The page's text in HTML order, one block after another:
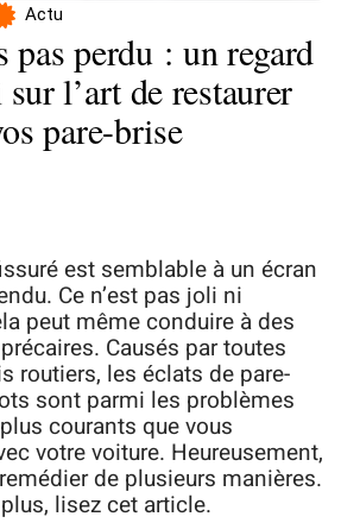
Actu
pas perdu : un regard
l’art de restaurer
pare-brise
est semblable à un écran
Ce n’est pas joli ni
peut même conduire à des
Causés par toutes
routiers, les éclats de pare-
sont parmi les problèmes
courants que vous
votre voiture. Heureusement,
de plusieurs manières.
lisez cet article.